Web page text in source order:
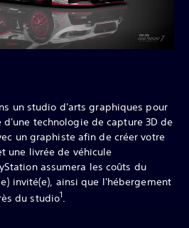
un studio d'arts graphiques pour
technologie de capture 3D de
un graphiste afin de créer votre
une livrée de véhicule
assumera les coûts du
invité(e), ainsi que l'hébergement
du studio1